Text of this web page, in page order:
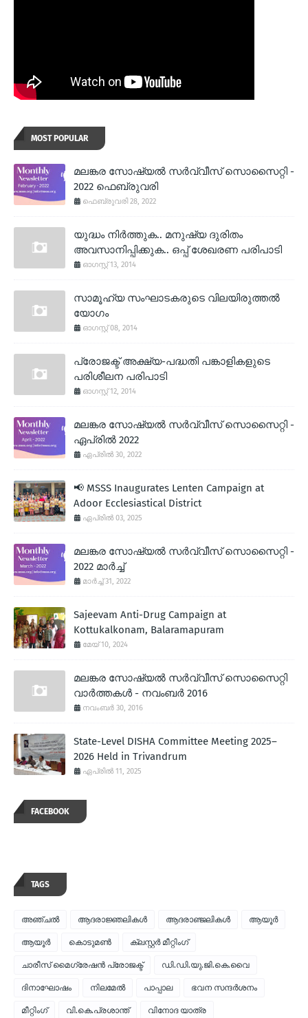
MOST POPULAR
മലങ്കര സോഷ്യല്‍ സര്‍വ്വീസ് സൊസൈറ്റി -
2022 ഫെബ്രുവരി
ഫെബ്രുവരി 28, 2022
യുദ്ധം നിര്‍ത്തുക.. മനുഷ്യ ദുരിതം
അവസാനിപ്പിക്കുക.. ഒപ്പ് ശേഖരണ പരിപാടി
ഓഗസ്റ്റ് 13, 2014
സാമൂഹ്യ സംഘാടകരുടെ വിലയിരുത്തല്‍
യോഗം
ഓഗസ്റ്റ് 08, 2014
പ്രോജക്ട് അക്ഷ്യ-പദ്ധതി പങ്കാളികളുടെ
പരിശീലന പരിപാടി
ഓഗസ്റ്റ് 12, 2014
മലങ്കര സോഷ്യല്‍ സര്‍വ്വീസ് സൊസൈറ്റി -
ഏപ്രില്‍ 2022
ഏപ്രിൽ 30, 2022
📢 MSSS Inaugurates Lenten Campaign at
Adoor Ecclesiastical District
ഏപ്രിൽ 03, 2025
മലങ്കര സോഷ്യല്‍ സര്‍വ്വീസ് സൊസൈറ്റി -
2022 മാര്‍ച്ച്
മാർച്ച് 31, 2022
Sajeevam Anti-Drug Campaign at
Kottukalkonam, Balaramapuram
മേയ് 10, 2024
മലങ്കര സോഷ്യല്‍ സര്‍വ്വീസ് സൊസൈറ്റി
വാര്‍ത്തകള്‍ - നവംബര്‍ 2016
നവംബർ 30, 2016
State-Level DISHA Committee Meeting 2025–
2026 Held in Trivandrum
ഏപ്രിൽ 11, 2025
FACEBOOK
TAGS
അഞ്ചല്‍ ആദരാജ്ഞലികള്‍ ആദരാഞ്ജലികള്‍ ആയൂര്‍
ആയൂർ കൊടുമണ്‍ ക്ലസ്റ്റര്‍ മീറ്റിംഗ്
ചാരീസ് മൈഗ്രേഷന്‍ പ്രോജക്ട് ഡി.ഡി.യു.ജി.കെ.വൈ
ദിനാഘോഷം നിലമേല്‍ പാപ്പാല ഭവന സന്ദര്‍ശനം
മീറ്റിംഗ് വി.കെ.പ്രശാന്ത് വിനോദ യാത്ര